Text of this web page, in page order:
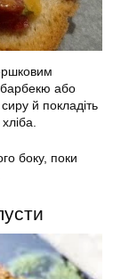
або
й покладіть
боку, поки